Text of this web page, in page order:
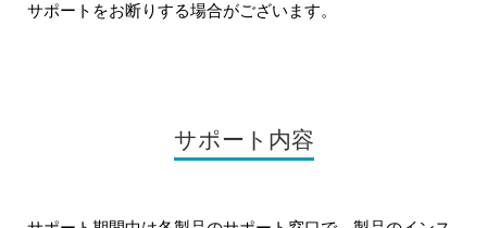
サポートをお断りする場合がございます。
サポート内容